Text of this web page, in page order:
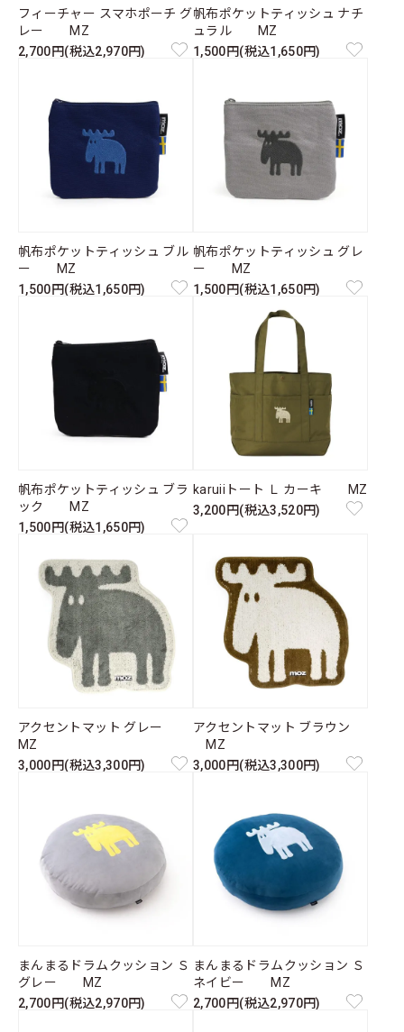
フィーチャー スマホポーチ グ
レー MZ
2,700円(税込2,970円)
帆布ポケットティッシュ ナチ
ュラル MZ
1,500円(税込1,650円)
帆布ポケットティッシュ ブル
ー MZ
1,500円(税込1,650円)
帆布ポケットティッシュ グレ
ー MZ
1,500円(税込1,650円)
帆布ポケットティッシュ ブラ
ック MZ
1,500円(税込1,650円)
karuiiトート Ｌ カーキ MZ
3,200円(税込3,520円)
アクセントマット グレー
MZ
3,000円(税込3,300円)
アクセントマット ブラウン
MZ
3,000円(税込3,300円)
まんまるドラムクッション Ｓ
グレー MZ
2,700円(税込2,970円)
まんまるドラムクッション Ｓ
ネイビー MZ
2,700円(税込2,970円)